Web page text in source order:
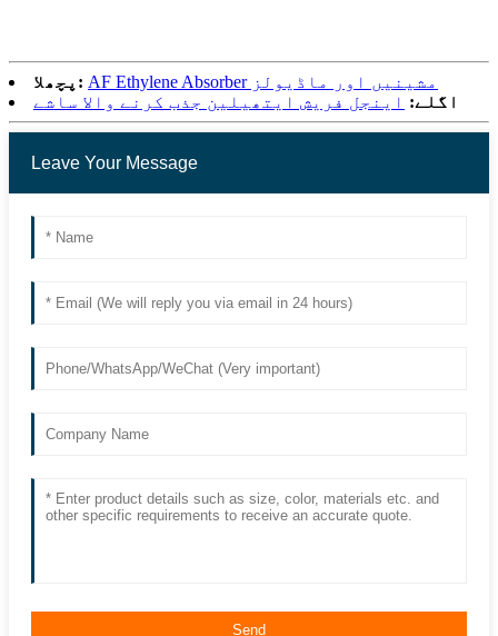
پچھلا:
AF Ethylene Absorber مشینیں اور ماڈیولز
اگلے: اینجل فریش ایتھیلین جذب کرنے والا ساشے